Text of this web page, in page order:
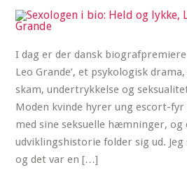
I dag er der dansk biografpremiere
Leo Grande’, et psykologisk
skam, undertrykkelse og
Moden kvinde hyrer ung escort-
med sine seksuelle hæmninger,
udviklingshistorie folder sig ud. Jeg
og det var en […]